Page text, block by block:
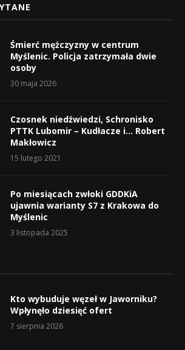
Śmierć mężczyzny w centrum
Myślenic. Policja zatrzymała dwie
osoby
30 maja 2026
Czosnek niedźwiedzi, Schronisko
PTTK Lubomir – Kudłacze i… Robert
Makłowicz
15 lutego 2021
Po miesiącach zwłoki GDDKiA
ujawnia warianty S7 z Krakowa do
Myślenic
3 listopada 2025
Kto wybuduje węzeł w Jaworniku?
Wpłynęło dziesięć ofert
7 sierpnia 2026